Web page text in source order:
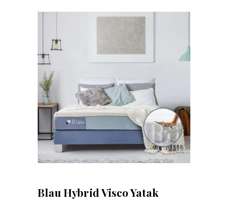
Blau Hybrid Visco Yatak